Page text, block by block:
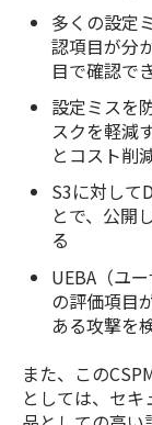
多くの設定
認項目が分
目で確認で
設定ミスを
スクを軽減
とコスト削
S3に対し
とで、公開
る
UEBA（ユ
の評価項目
ある攻撃を
また、この
としては、セキ